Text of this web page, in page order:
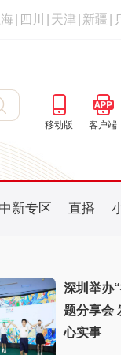
海 四川 天津 新疆
移动版 客户端
中新专区 直播
深圳举办
题分享会
心实事